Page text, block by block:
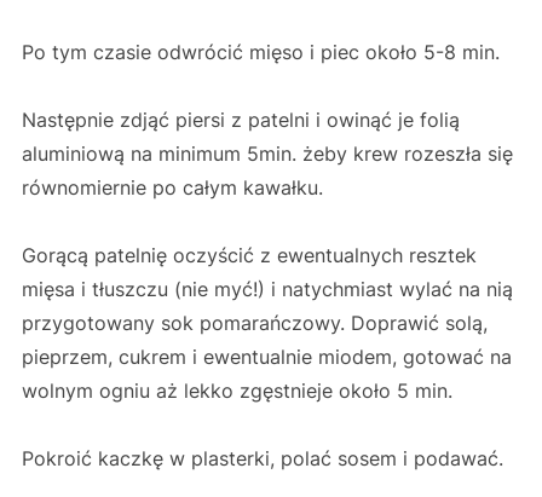
Po tym czasie odwrócić mięso i piec około 5-8 min.
Następnie zdjąć piersi z patelni i owinąć je folią
aluminiową na minimum 5min. żeby krew rozeszła się
równomiernie po całym kawałku.
Gorącą patelnię oczyścić z ewentualnych resztek
mięsa i tłuszczu (nie myć!) i natychmiast wylać na nią
przygotowany sok pomarańczowy. Doprawić solą,
pieprzem, cukrem i ewentualnie miodem, gotować na
wolnym ogniu aż lekko zgęstnieje około 5 min.
Pokroić kaczkę w plasterki, polać sosem i podawać.